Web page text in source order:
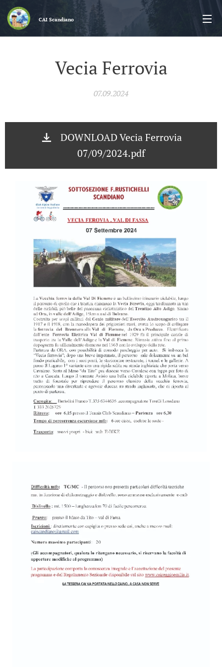
CAI Scandiano
Vecia Ferrovia
07.09.2024
DOWNLOAD Vecia Ferrovia
07/09/2024.pdf